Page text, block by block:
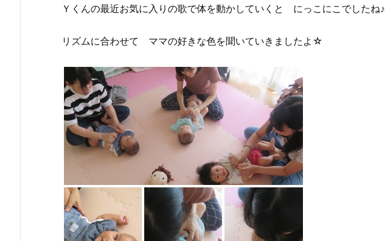
Ｙくんの最近お気に入りの歌で体を動かしていくと にっこにこでしたね♪
リズムに合わせて ママの好きな色を聞いていきましたよ☆